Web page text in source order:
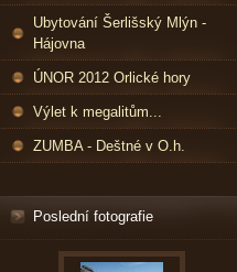
Ubytování Šerlišský Mlýn -
Hájovna
ÚNOR 2012 Orlické hory
Výlet k megalitům...
ZUMBA - Deštné v O.h.
Poslední fotografie